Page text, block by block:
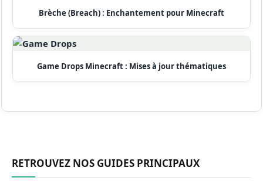
Brèche (Breach) : Enchantement pour Minecraft
Game Drops Minecraft : Mises à jour thématiques
RETROUVEZ NOS GUIDES PRINCIPAUX